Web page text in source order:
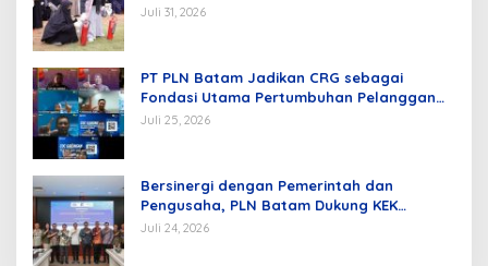
Juli 31, 2026
PT PLN Batam Jadikan CRG sebagai
Fondasi Utama Pertumbuhan Pelanggan
dan Pembangunan Infrastruktur
Juli 25, 2026
Bersinergi dengan Pemerintah dan
Pengusaha, PLN Batam Dukung KEK
Tanjung Sauh sebagai Hub Energi Baru
Juli 24, 2026